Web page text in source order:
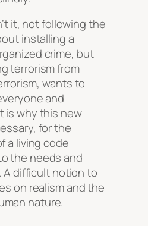
it, not following the
installing a
crime, but
terrorism from
wants to
and
is why this new
for the
a living code
the needs and
A difficult notion to
on realism and the
nature.